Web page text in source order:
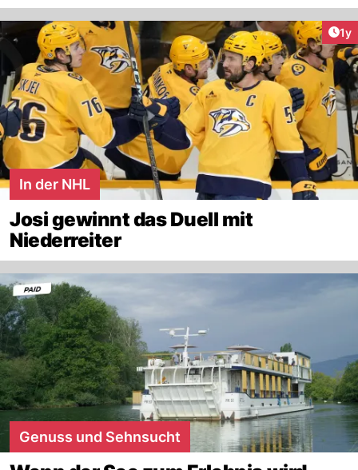
1y
In der NHL
Josi gewinnt das Duell mit
Niederreiter
Genuss und Sehnsucht